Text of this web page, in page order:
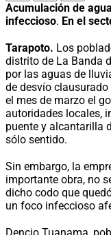
Acumulación de
infeccioso. En el
Tarapoto. Los
distrito de La Banda
por las aguas de
de desvío
el mes de marzo el
autoridades locales,
puente y alcantarilla
sólo sentido.
Sin embargo, la
importante obra, no
dicho codo que
un foco infeccioso